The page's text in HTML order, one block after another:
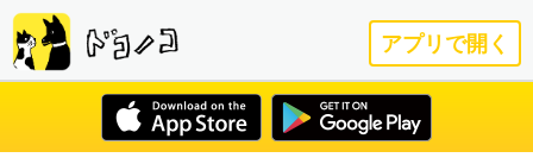
アプリで開く